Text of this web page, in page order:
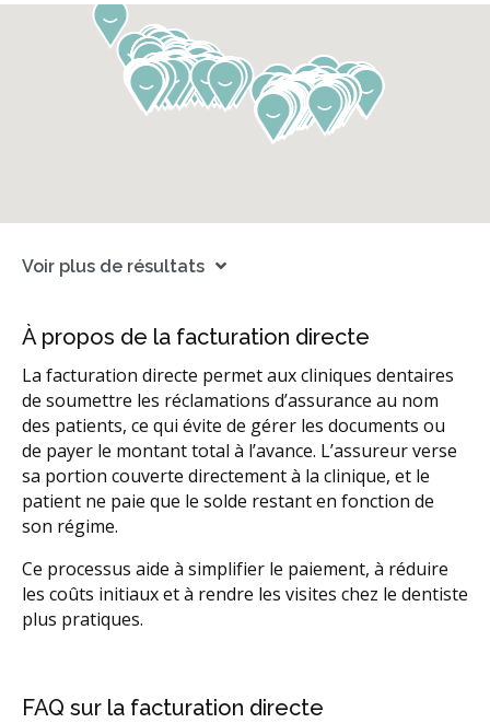
Voir plus de résultats
À propos de la facturation directe
La facturation directe permet aux cliniques dentaires
de soumettre les réclamations d’assurance au nom
des patients, ce qui évite de gérer les documents ou
de payer le montant total à l’avance. L’assureur verse
sa portion couverte directement à la clinique, et le
patient ne paie que le solde restant en fonction de
son régime.
Ce processus aide à simplifier le paiement, à réduire
les coûts initiaux et à rendre les visites chez le dentiste
plus pratiques.
FAQ sur la facturation directe